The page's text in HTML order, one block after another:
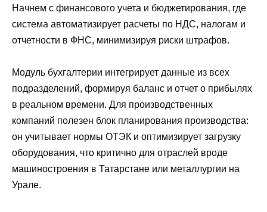
Начнем с финансового учета и бюджетирования, где
система автоматизирует расчеты по НДС, налогам и
отчетности в ФНС, минимизируя риски штрафов.
Модуль бухгалтерии интегрирует данные из всех
подразделений, формируя баланс и отчет о прибылях
в реальном времени. Для производственных
компаний полезен блок планирования производства:
он учитывает нормы ОТЭК и оптимизирует загрузку
оборудования, что критично для отраслей вроде
машиностроения в Татарстане или металлургии на
Урале.